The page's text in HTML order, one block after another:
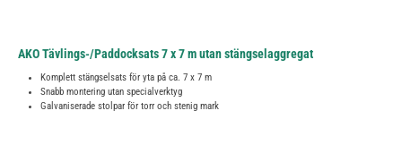
AKO Tävlings-/Paddocksats 7 x 7 m utan stängselaggregat
Komplett stängselsats för yta på ca. 7 x 7 m
Snabb montering utan specialverktyg
Galvaniserade stolpar för torr och stenig mark